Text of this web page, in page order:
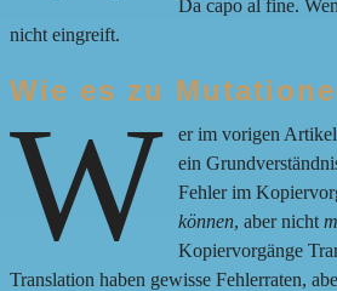
Da capo al fine.
nicht eingreift.
Wie es zu
W
er im vorigen
ein
Fehler im
können, aber nicht
Kopiervorgänge
Translation haben gewisse Fehlerraten,